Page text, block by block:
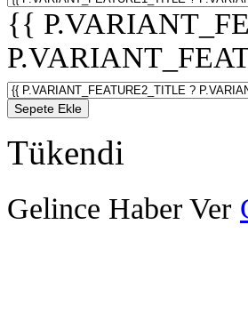
{{
Sepete Ekle
Tükendi
Gelince Haber Ver